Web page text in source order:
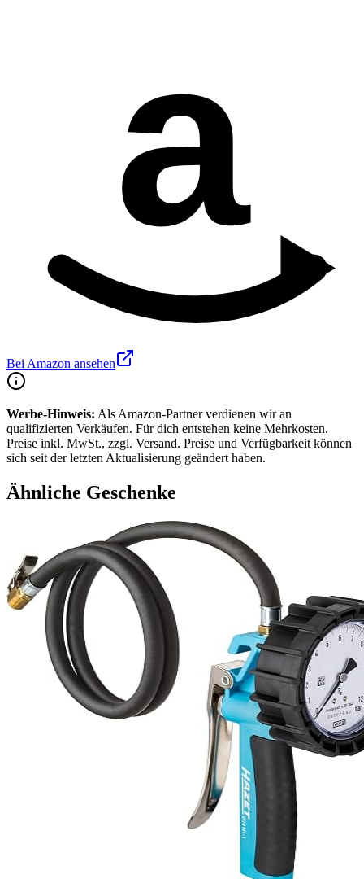
a
Bei Amazon ansehen
Werbe-Hinweis: Als Amazon-Partner verdienen wir an
qualifizierten Verkäufen. Für dich entstehen keine Mehrkosten.
Preise inkl. MwSt., zzgl. Versand. Preise und Verfügbarkeit können
sich seit der letzten Aktualisierung geändert haben.
Ähnliche Geschenke